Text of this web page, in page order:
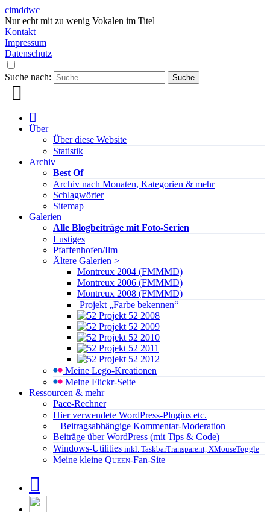
cimddwc
Nur echt mit zu wenig Vokalen im Titel
Kontakt
Impressum
Datenschutz
Suche nach:
Über
Über diese Website
Statistik
Archiv
Best Of
Archiv nach Monaten, Kategorien & mehr
Schlagwörter
Sitemap
Galerien
Alle Blogbeiträge mit Foto-Serien
Lustiges
Pfaffenhofen/Ilm
Ältere Galerien >
Montreux 2004 (FMMMD)
Montreux 2006 (FMMMD)
Montreux 2008 (FMMMD)
Projekt „Farbe bekennen“
Projekt 52 2008
Projekt 52 2009
Projekt 52 2010
Projekt 52 2011
Projekt 52 2012
Meine Lego-Kreationen
Meine Flickr-Seite
Ressourcen & mehr
Pace-Rechner
Hier verwendete WordPress-Plugins etc.
– Beitragsabhängige Kommentar-Moderation
Beiträge über WordPress (mit Tips & Code)
Windows-Utilities inkl. TaskbarTransparent, XMouseToggle
Meine kleine Queen-Fan-Site